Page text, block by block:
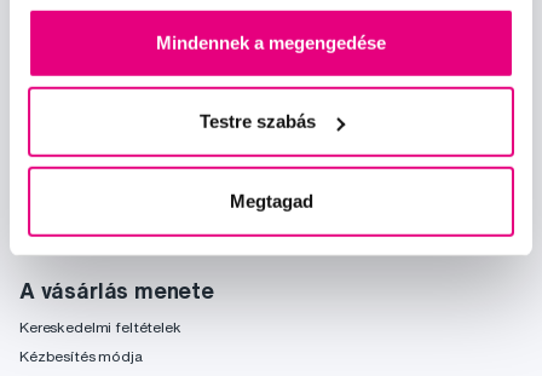
Mindennek a megengedése
Testre szabás
Megtagad
Kérdések, tanácsadás
info@profimed.hu
A vásárlás menete
Kereskedelmi feltételek
Kézbesítés módja